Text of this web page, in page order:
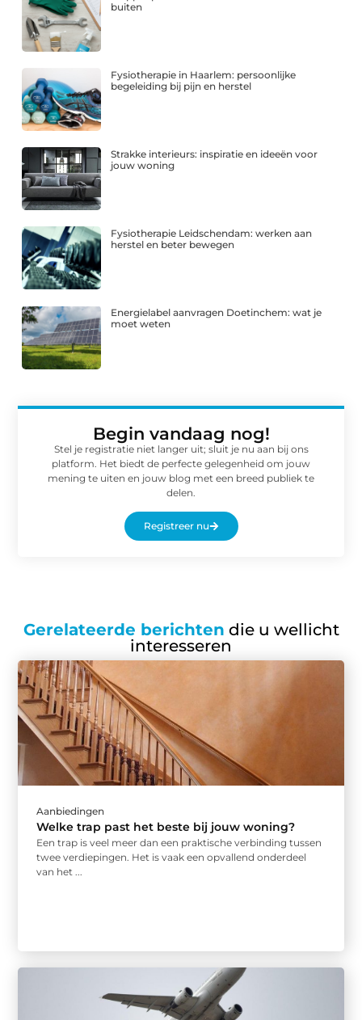
buiten
Fysiotherapie in Haarlem: persoonlijke
begeleiding bij pijn en herstel
Strakke interieurs: inspiratie en ideeën voor
jouw woning
Fysiotherapie Leidschendam: werken aan
herstel en beter bewegen
Energielabel aanvragen Doetinchem: wat je
moet weten
Begin vandaag nog!
Stel je registratie niet langer uit; sluit je nu aan bij ons
platform. Het biedt de perfecte gelegenheid om jouw
mening te uiten en jouw blog met een breed publiek te
delen.
Registreer nu
Gerelateerde berichten die u wellicht
interesseren
Aanbiedingen
Welke trap past het beste bij jouw woning?
Een trap is veel meer dan een praktische verbinding tussen
twee verdiepingen. Het is vaak een opvallend onderdeel
van het ...